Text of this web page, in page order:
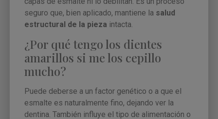
seguro que, bien aplicado, mantiene la salud
estructural de la pieza intacta.
¿Por qué tengo los dientes
amarillos si me los cepillo
mucho?
Puede deberse a un factor genético o a que el
esmalte es naturalmente fino, dejando ver la
dentina. También influye el tipo de alimentación o